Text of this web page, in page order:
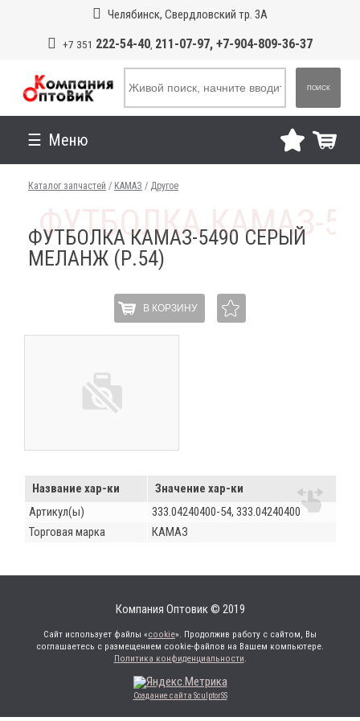
Челябинск, Свердловский тр. 3А
+7 351 222-54-40, 211-07-97, +7-904-809-36-37
ПОИСК
Меню
Каталог запчастей / КАМАЗ / Другое
ФУТБОЛКА КАМАЗ-5490 СЕРЫЙ
МЕЛАНЖ (Р.54)
В КОРЗИНУ
Название хар-ки
Значение хар-ки
Артикул(ы)
333.04240400-54, 333.04240400
Торговая марка
КАМАЗ
Компания Оптовик © 2019
Сайт использует файлы «cookie». Продолжив работу с сайтом, Вы
соглашаетесь с размещением cookie-файлов на Вашем компьютере.
Политика конфиденциальности.
Создание сайта SculptorSS